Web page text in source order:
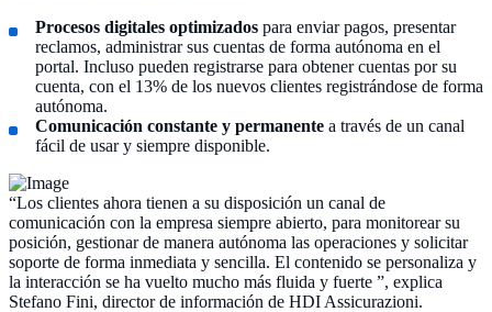
Procesos digitales optimizados para enviar pagos, presentar
reclamos, administrar sus cuentas de forma autónoma en el
portal. Incluso pueden registrarse para obtener cuentas por su
cuenta, con el 13% de los nuevos clientes registrándose de forma
autónoma.
Comunicación constante y permanente a través de un canal
fácil de usar y siempre disponible.
“Los clientes ahora tienen a su disposición un canal de
comunicación con la empresa siempre abierto, para monitorear su
posición, gestionar de manera autónoma las operaciones y solicitar
soporte de forma inmediata y sencilla. El contenido se personaliza y
la interacción se ha vuelto mucho más fluida y fuerte ”, explica
Stefano Fini, director de información de HDI Assicurazioni.